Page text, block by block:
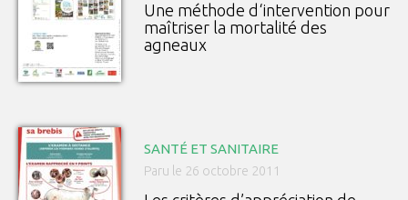
Une méthode d‘intervention pour
maîtriser la mortalité des
agneaux
SANTÉ ET SANITAIRE
Paru le 26 octobre 2011